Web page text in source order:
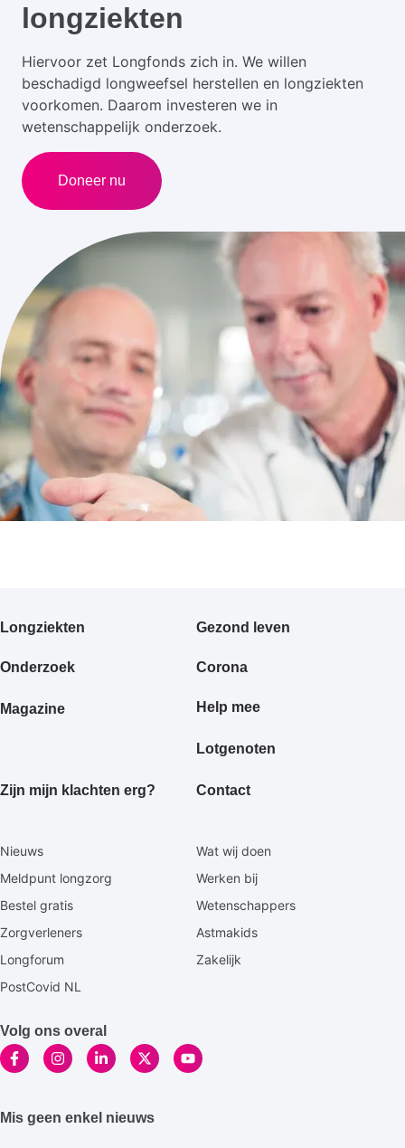
longziekten
Hiervoor zet Longfonds zich in. We willen
beschadigd longweefsel herstellen en longziekten
voorkomen. Daarom investeren we in
wetenschappelijk onderzoek.
Doneer nu
Primair
Longziekten Gezond leven
Onderzoek Corona
Magazine Help mee
Lotgenoten
Zijn mijn klachten erg? Contact
Secundaire
Nieuws
Wat wij doen
Meldpunt longzorg
Werken bij
Bestel gratis
Wetenschappers
Zorgverleners
Astmakids
Longforum
Zakelijk
PostCovid NL
Volg ons overal
Mis geen enkel nieuws